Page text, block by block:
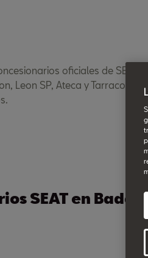
oficiales de
Leon SP, Ateca y Tarraco.
SEAT en Badajoz